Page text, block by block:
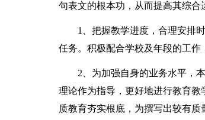
句表文的根本功，从而提高其综合
1、把握教学进度，合理安排时
任务。积极配合学校及年段的工作
2、为加强自身的业务水平，本
理论作为指导，更好地进行教育
质教育夯实根底，为撰写出较有